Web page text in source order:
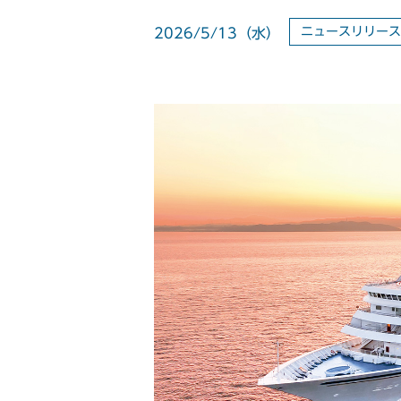
2026/5/13（水） ニュースリリース